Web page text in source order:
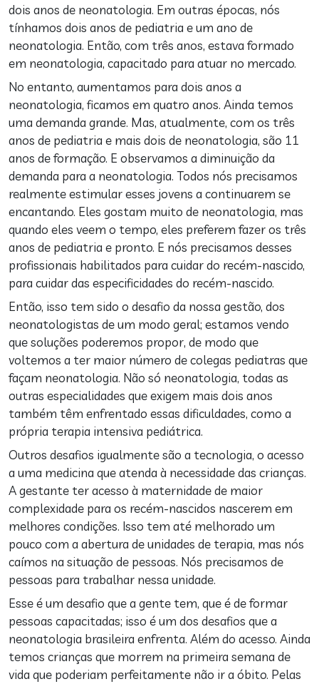
dois anos de neonatologia. Em outras épocas, nós
tínhamos dois anos de pediatria e um ano de
neonatologia. Então, com três anos, estava formado
em neonatologia, capacitado para atuar no mercado.
No entanto, aumentamos para dois anos a
neonatologia, ficamos em quatro anos. Ainda temos
uma demanda grande. Mas, atualmente, com os três
anos de pediatria e mais dois de neonatologia, são 11
anos de formação. E observamos a diminuição da
demanda para a neonatologia. Todos nós precisamos
realmente estimular esses jovens a continuarem se
encantando. Eles gostam muito de neonatologia, mas
quando eles veem o tempo, eles preferem fazer os três
anos de pediatria e pronto. E nós precisamos desses
profissionais habilitados para cuidar do recém-nascido,
para cuidar das especificidades do recém-nascido.
Então, isso tem sido o desafio da nossa gestão, dos
neonatologistas de um modo geral; estamos vendo
que soluções poderemos propor, de modo que
voltemos a ter maior número de colegas pediatras que
façam neonatologia. Não só neonatologia, todas as
outras especialidades que exigem mais dois anos
também têm enfrentado essas dificuldades, como a
própria terapia intensiva pediátrica.
Outros desafios igualmente são a tecnologia, o acesso
a uma medicina que atenda à necessidade das crianças.
A gestante ter acesso à maternidade de maior
complexidade para os recém-nascidos nascerem em
melhores condições. Isso tem até melhorado um
pouco com a abertura de unidades de terapia, mas nós
caímos na situação de pessoas. Nós precisamos de
pessoas para trabalhar nessa unidade.
Esse é um desafio que a gente tem, que é de formar
pessoas capacitadas; isso é um dos desafios que a
neonatologia brasileira enfrenta. Além do acesso. Ainda
temos crianças que morrem na primeira semana de
vida que poderiam perfeitamente não ir a óbito. Pelas